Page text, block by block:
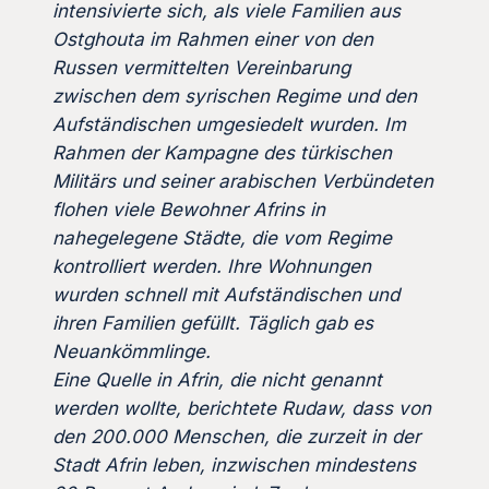
intensivierte sich, als viele Familien aus
Ostghouta im Rahmen einer von den
Russen vermittelten Vereinbarung
zwischen dem syrischen Regime und den
Aufständischen umgesiedelt wurden. Im
Rahmen der Kampagne des türkischen
Militärs und seiner arabischen Verbündeten
flohen viele Bewohner Afrins in
nahegelegene Städte, die vom Regime
kontrolliert werden. Ihre Wohnungen
wurden schnell mit Aufständischen und
ihren Familien gefüllt. Täglich gab es
Neuankömmlinge.
Eine Quelle in Afrin, die nicht genannt
werden wollte, berichtete Rudaw, dass von
den 200.000 Menschen, die zurzeit in der
Stadt Afrin leben, inzwischen mindestens